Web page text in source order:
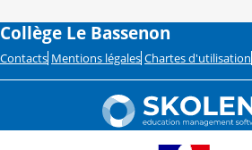
Collège Le Bassenon
Contacts Mentions légales Chartes d'utilisation